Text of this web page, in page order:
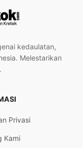
kedaulatan,
Melestarikan
Privasi
Kami